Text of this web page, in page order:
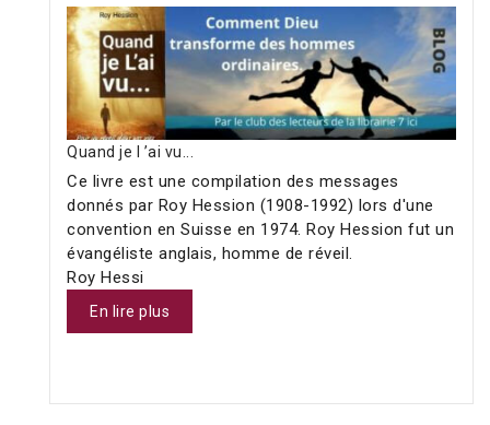
Quand je l ’ai vu...
Ce livre est une compilation des messages
donnés par Roy Hession (1908-1992) lors d'une
convention en Suisse en 1974. Roy Hession fut un
évangéliste anglais, homme de réveil.
Roy Hessi
En lire plus